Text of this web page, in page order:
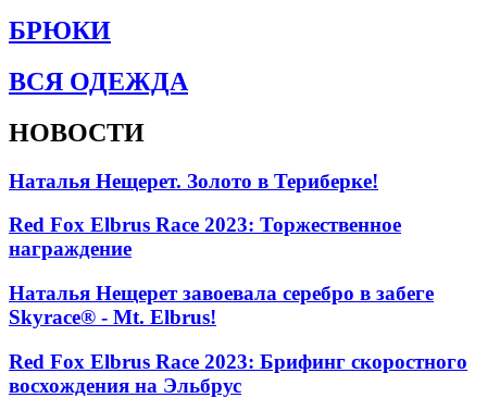
БРЮКИ
ВСЯ ОДЕЖДА
НОВОСТИ
Наталья Нещерет. Золото в Териберке!
Red Fox Elbrus Race 2023: Торжественное
награждение
Наталья Нещерет завоевала серебро в забеге
Skyrace® - Mt. Elbrus!
Red Fox Elbrus Race 2023: Брифинг скоростного
восхождения на Эльбрус